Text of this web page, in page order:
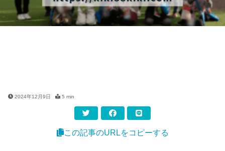
2024年12月9日 5 min
この記事のURLをコピーする